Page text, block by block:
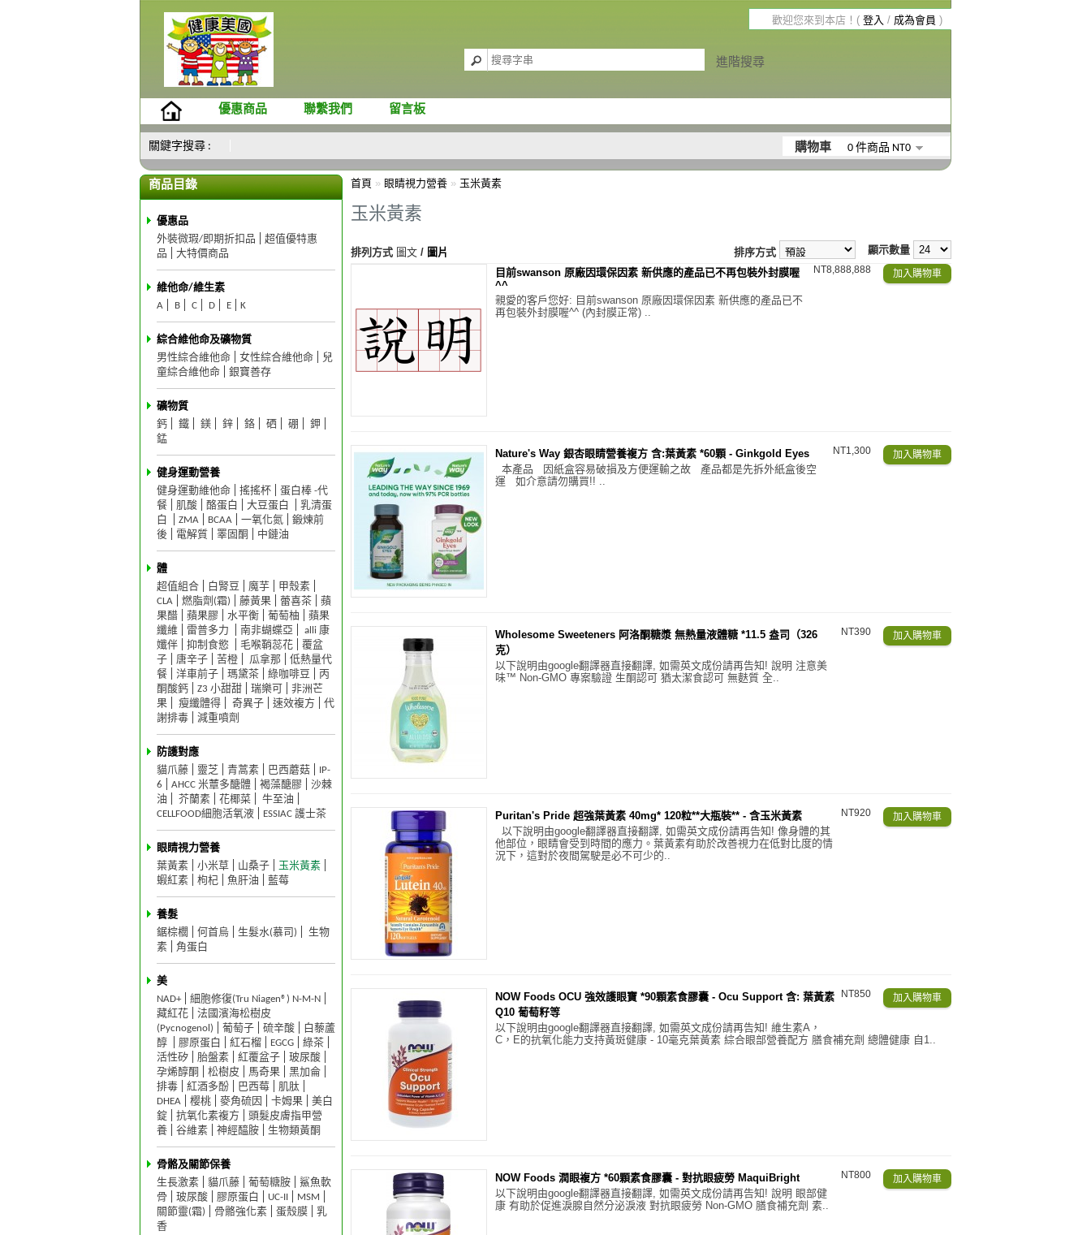
進階搜尋
歡迎您來到本店！( 登入 / 成為會員 )
優惠商品 聯繫我們 留言板
關鍵字搜尋 : 購物車 0 件商品 NT0
商品目錄
優惠品
外裝微瑕/即期折扣品
超值優特惠
品
大特價商品
維他命/維生素
A
B C D E K
綜合維他命及礦物質
男性綜合維他命
女性綜合維他命
兒
童綜合維他命
銀寶善存
礦物質
鈣
鐵 鎂 鋅 鉻 硒 硼
鉀
錳
健身運動營養
健身運動維他命
搖搖杯
蛋白棒 -代
餐
肌酸 酪蛋白 大豆蛋白
乳清蛋
白
ZMA BCAA 一氧化氮
鍛煉前
後
電解質 睪固酮 中鏈油
體
超值組合
白腎豆 魔芋
甲殼素
CLA
燃脂劑(霜) 藤黃果 蕾喜茶
蘋
果醋
蘋果膠 水平衡 葡萄柚
蘋果
纖維
雷普多力 南非蝴蝶亞
alli 康
孅伴
抑制食慾 毛喉鞘蕊花
覆盆
子
唐辛子 苦橙 瓜拿那
低熱量代
餐
洋車前子 瑪黛茶 綠咖啡豆
丙
酮酸鈣
Z3 小甜甜 瑞樂可
非洲芒
果
瘦纖體得 奇異子 速效複方
代
謝排毒
減重噴劑
防護對應
貓爪藤
靈芝 青蒿素 巴西蘑菇
IP-
6
AHCC 米蕈多醣體 褐藻醣膠
沙棘
油
芥蘭素 花椰菜
牛至油
CELLFOOD細胞活氧液
ESSIAC 護士茶
眼睛視力營養
葉黃素
小米草 山桑子
玉米黃素
蝦紅素
枸杞 魚肝油 藍莓
養髮
鋸棕櫚
何首烏 生髮水(慕司)
生物
素
角蛋白
美
NAD+
細胞修復(Tru Niagen®) N-M-N
藏紅花
法國濱海松樹皮
(Pycnogenol)
葡萄子 硫辛酸
白藜蘆
醇
膠原蛋白 紅石榴 EGCG
綠茶
活性矽
胎盤素 紅覆盆子
玻尿酸
孕烯醇酮
松樹皮 馬奇果
黑加侖
排毒
紅酒多酚 巴西莓
肌肽
DHEA
樱桃 麥角硫因 卡姆果
美白
錠
抗氧化素複方
頭髮皮膚指甲營
養
谷維素 神經醯胺 生物類黃酮
骨骼及關節保養
生長激素
貓爪藤 葡萄糖胺
鯊魚軟
骨
玻尿酸 膠原蛋白 UC-II
MSM
關節靈(霜)
骨骼強化素 蛋殼膜
乳
香
首頁 » 眼睛視力營養 » 玉米黃素
玉米黃素
排列方式 圖文 / 圖片 顯示數量
排序方式
NT8,888,888
目前swanson 原廠因環保因素 新供應的產品已不再包裝外封膜喔
^^
親愛的客戶您好: 目前swanson 原廠因環保因素 新供應的產品已不
再包裝外封膜喔^^ (內封膜正常) ..
NT1,300
Nature's Way 銀杏眼睛營養複方 含:葉黃素 *60顆 - Ginkgold Eyes
本產品 因紙盒容易破損及方便運輸之故 產品都是先拆外紙盒後空
運 如介意請勿購買!! ..
NT390
Wholesome Sweeteners 阿洛酮糖漿 無熱量液體糖 *11.5 盎司（326
克）
以下說明由google翻譯器直接翻譯, 如需英文成份請再告知! 說明 注意美
味™ Non-GMO 專案驗證 生酮認可 猶太潔食認可 無麩質 全..
NT920
Puritan's Pride 超強葉黃素 40mg* 120粒**大瓶裝** - 含玉米黃素
以下說明由google翻譯器直接翻譯, 如需英文成份請再告知! 像身體的其
他部位，眼睛會受到時間的應力。葉黃素有助於改善視力在低對比度的情
況下，這對於夜間駕駛是必不可少的..
NT850
NOW Foods OCU 強效護眼寶 *90顆素食膠囊 - Ocu Support 含: 葉黃素
Q10 葡萄籽等
以下說明由google翻譯器直接翻譯, 如需英文成份請再告知! 維生素A，
C，E的抗氧化能力支持黃斑健康 - 10毫克葉黃素 綜合眼部營養配方 膳食補充劑 總體健康 自1..
NT800
NOW Foods 潤眼複方 *60顆素食膠囊 - 對抗眼疲勞 MaquiBright
以下說明由google翻譯器直接翻譯, 如需英文成份請再告知! 說明 眼部健
康 有助於促進淚腺自然分泌淚液 對抗眼疲勞 Non-GMO 膳食補充劑 素..